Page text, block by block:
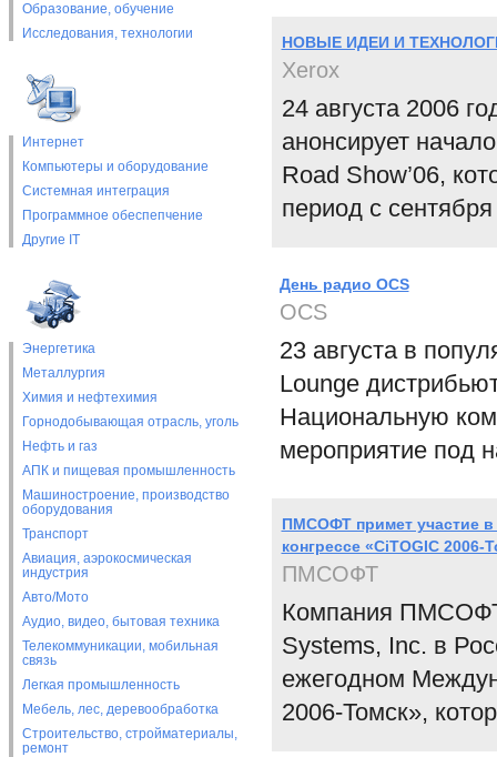
Образование, обучение
Исследования, технологии
Интернет
Компьютеры и оборудование
Системная интеграция
Программное обеспепчение
Другие IT
Энергетика
Металлургия
Химия и нефтехимия
Горнодобывающая отрасль, уголь
Нефть и газ
АПК и пищевая промышленность
Машиностроение, производство
оборудования
Транспорт
Авиация, аэрокосмическая
индустрия
Авто/Мото
Аудио, видео, бытовая техника
Телекоммуникации, мобильная
связь
Легкая промышленность
Мебель, лес, деревообработка
Строительство, стройматериалы,
ремонт
НОВЫЕ ИДЕИ И
Xerox
24 августа 2006
анонсирует
Road Show’06,
период с
День радио OCS
OCS
23 августа в
Lounge
Национальную
мероприятие под
ПМСОФТ примет участие в
конгрессе «CiTOGIC 2006-
ПМСОФТ
Компания
Systems, Inc. в
ежегодном
2006-Томск»,